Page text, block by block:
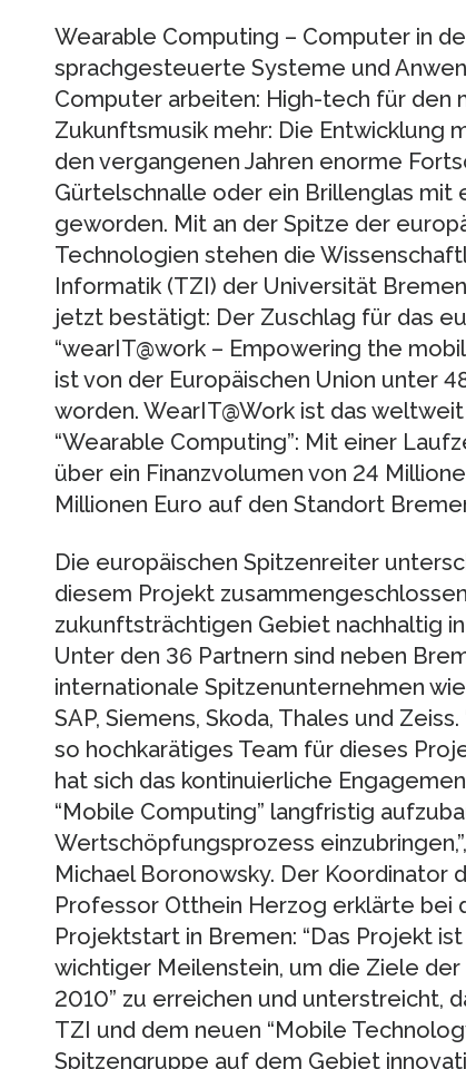
Wearable Computing – Computer in
sprachgesteuerte Systeme und
Computer arbeiten: High-tech für den
Zukunftsmusik mehr: Die Entwicklung
den vergangenen Jahren enorme
Gürtelschnalle oder ein Brillenglas mit
geworden. Mit an der Spitze der
Technologien stehen die
Informatik (TZI) der Universität
jetzt bestätigt: Der Zuschlag für das
“wearIT@work – Empowering the
ist von der Europäischen Union unter
worden. WearIT@Work ist das
“Wearable Computing”: Mit einer
über ein Finanzvolumen von 24
Millionen Euro auf den Standort
Die europäischen Spitzenreiter
diesem Projekt
zukunftsträchtigen Gebiet nachhaltig
Unter den 36 Partnern sind neben
internationale Spitzenunternehmen
SAP, Siemens, Skoda, Thales und
so hochkarätiges Team für dieses
hat sich das kontinuierliche
“Mobile Computing” langfristig
Wertschöpfungsprozess
Michael Boronowsky. Der Koordinator
Professor Otthein Herzog erklärte bei
Projektstart in Bremen: “Das Projekt
wichtiger Meilenstein, um die Ziele
2010” zu erreichen und unterstreicht,
TZI und dem neuen “Mobile
Spitzengruppe auf dem Gebiet